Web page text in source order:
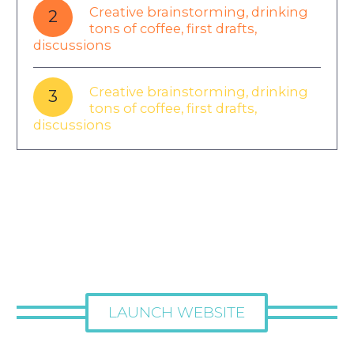
2
Creative brainstorming, drinking
tons of coffee, first drafts,
discussions
3
Creative brainstorming, drinking
tons of coffee, first drafts,
discussions
LAUNCH WEBSITE